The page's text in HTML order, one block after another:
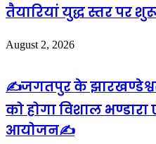
तैयारियां युद्ध स्तर पर
August 2, 2026
✍️जगतपुर के
को होगा विशाल
आयोजन✍️